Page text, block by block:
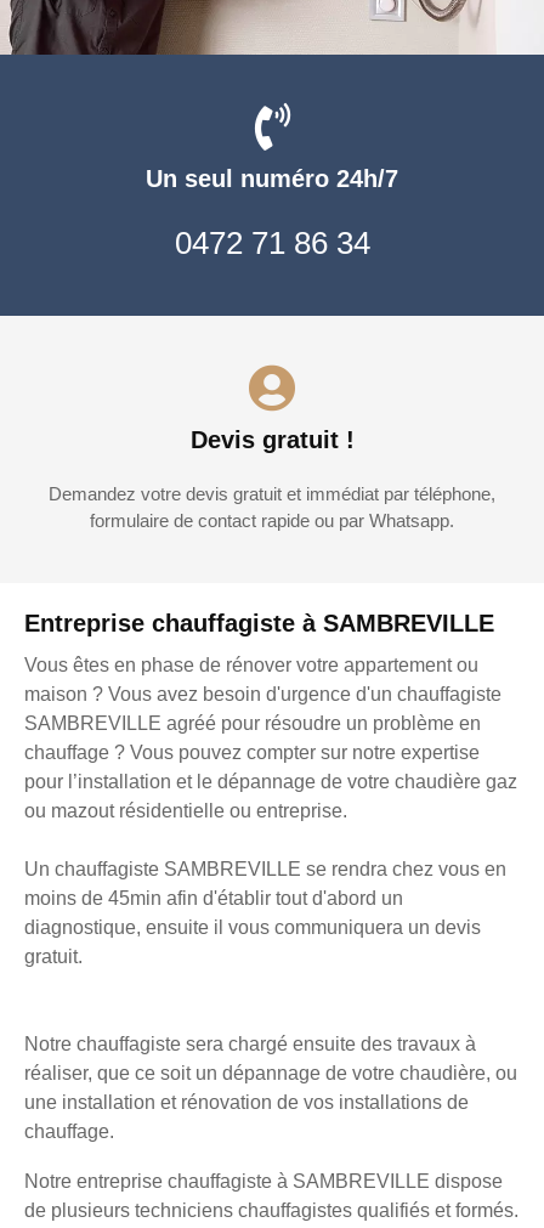
Entreprise chauffagiste à SAMBREVILLE
Vous êtes en phase de rénover votre appartement ou
maison ? Vous avez besoin d'urgence d'un chauffagiste
SAMBREVILLE agréé pour résoudre un problème en
chauffage ? Vous pouvez compter sur notre expertise
pour l’installation et le dépannage de votre chaudière gaz
ou mazout résidentielle ou entreprise.
Un chauffagiste SAMBREVILLE se rendra chez vous en
moins de 45min afin d'établir tout d'abord un
diagnostique, ensuite il vous communiquera un devis
gratuit.
Notre chauffagiste sera chargé ensuite des travaux à
réaliser, que ce soit un dépannage de votre chaudière, ou
une installation et rénovation de vos installations de
chauffage.
Notre entreprise chauffagiste à SAMBREVILLE dispose
de plusieurs techniciens chauffagistes qualifiés et formés.
Un seul numéro 24h/7
0472 71 86 34
Devis gratuit !
Demandez votre devis gratuit et immédiat par téléphone,
formulaire de contact rapide ou par Whatsapp.